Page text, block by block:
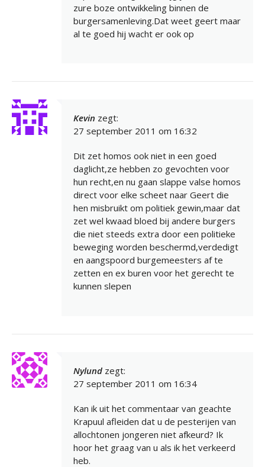
zure boze ontwikkeling binnen de
burgersamenleving.Dat weet geert maar
al te goed hij wacht er ook op
Kevin zegt:
27 september 2011 om 16:32
Dit zet homos ook niet in een goed
daglicht,ze hebben zo gevochten voor
hun recht,en nu gaan slappe valse homos
direct voor elke scheet naar Geert die
hen misbruikt om politiek gewin,maar dat
zet wel kwaad bloed bij andere burgers
die niet steeds extra door een politieke
beweging worden beschermd,verdedigt
en aangspoord burgemeesters af te
zetten en ex buren voor het gerecht te
kunnen slepen
Nylund zegt:
27 september 2011 om 16:34
Kan ik uit het commentaar van geachte
Krapuul afleiden dat u de pesterijen van
allochtonen jongeren niet afkeurd? Ik
hoor het graag van u als ik het verkeerd
heb.